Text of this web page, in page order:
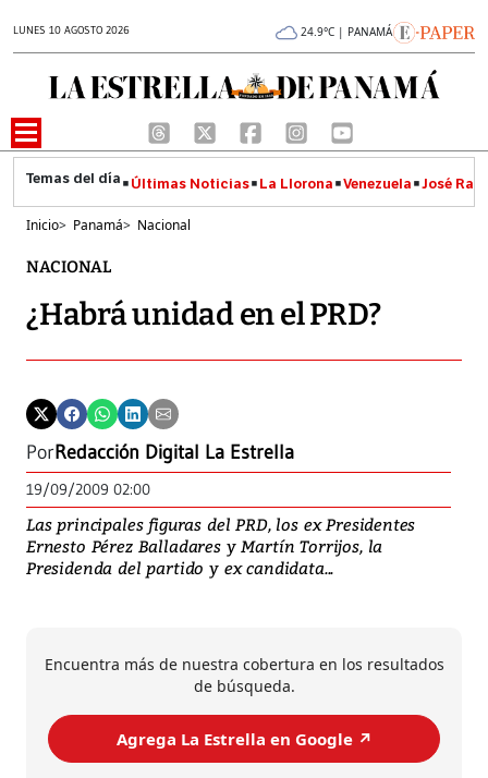
LUNES 10 AGOSTO 2026 24.9°C | PANAMÁ
Últimas Noticias La Llorona Venezuela José
Inicio> Panamá> Nacional
NACIONAL
¿Habrá unidad en el PRD?
PorRedacción Digital La Estrella
19/09/2009 02:00
Las principales figuras del PRD, los ex Presidentes
Ernesto Pérez Balladares y Martín Torrijos, la
Presidenda del partido y ex candidata...
Encuentra más de nuestra cobertura en los resultados
de búsqueda.
Agrega La Estrella en Google ↗️